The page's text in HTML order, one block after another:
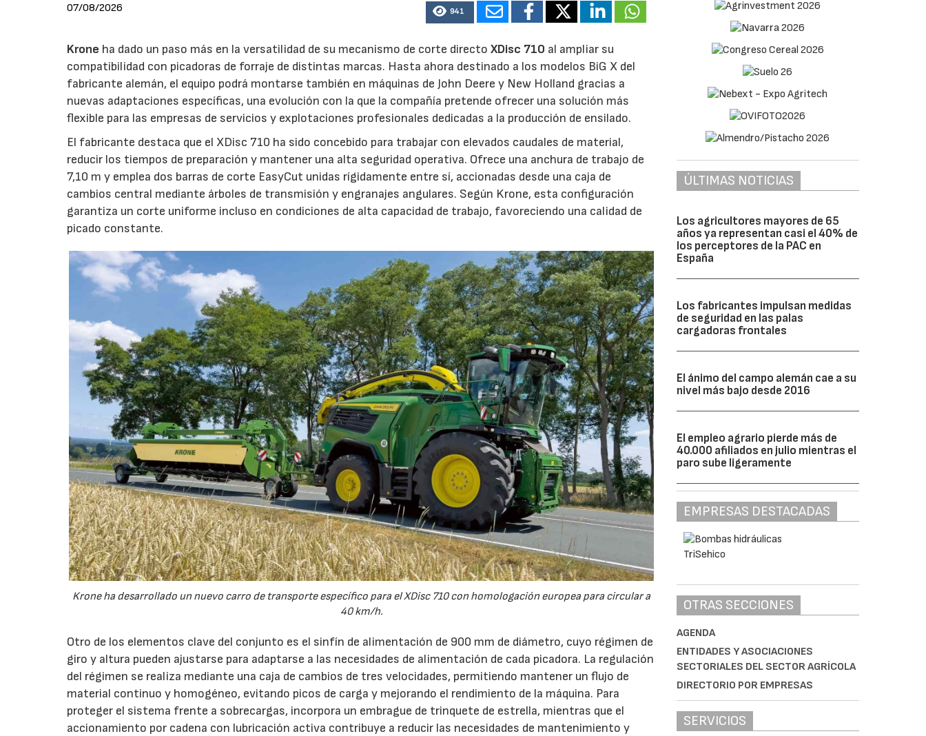
07/08/2026 941
Krone ha dado un paso más en la versatilidad de su mecanismo de corte directoXDisc 710 al ampliar su
compatibilidad con picadoras de forraje de distintas marcas. Hasta ahora destinado a los modelos BiG X del
fabricante alemán, el equipo podrá montarse también en máquinas de John Deere y New Holland gracias a
nuevas adaptaciones específicas, una evolución con la que la compañía pretende ofrecer una solución más
flexible para las empresas de servicios y explotaciones profesionales dedicadas a la producción de ensilado.
El fabricante destaca que el XDisc 710 ha sido concebido para trabajar con elevados caudales de material,
reducir los tiempos de preparación y mantener una alta seguridad operativa. Ofrece una anchura de trabajo de
7,10 m y emplea dos barras de corte EasyCut unidas rígidamente entre sí, accionadas desde una caja de
cambios central mediante árboles de transmisión y engranajes angulares. Según Krone, esta configuración
garantiza un corte uniforme incluso en condiciones de alta capacidad de trabajo, favoreciendo una calidad de
picado constante.
Krone ha desarrollado un nuevo carro de transporte específico para el XDisc 710 con homologación europea para circular a
40 km/h.
Otro de los elementos clave del conjunto es el sinfín de alimentación de 900 mm de diámetro, cuyo régimen de
giro y altura pueden ajustarse para adaptarse a las necesidades de alimentación de cada picadora. La regulación
del régimen se realiza mediante una caja de cambios de tres velocidades, permitiendo mantener un flujo de
material continuo y homogéneo, evitando picos de carga y mejorando el rendimiento de la máquina. Para
proteger el sistema frente a sobrecargas, incorpora un embrague de trinquete de estrella, mientras que el
accionamiento por cadena con lubricación activa contribuye a reducir las necesidades de mantenimiento y
ÚLTIMAS NOTICIAS
Los agricultores mayores de 65
años ya representan casi el 40% de
los perceptores de la PAC en
España
Los fabricantes impulsan medidas
de seguridad en las palas
cargadoras frontales
El ánimo del campo alemán cae a su
nivel más bajo desde 2016
El empleo agrario pierde más de
40.000 afiliados en julio mientras el
paro sube ligeramente
EMPRESAS DESTACADAS
OTRAS SECCIONES
AGENDA
ENTIDADES Y ASOCIACIONES
SECTORIALES DEL SECTOR AGRÍCOLA
DIRECTORIO POR EMPRESAS
SERVICIOS